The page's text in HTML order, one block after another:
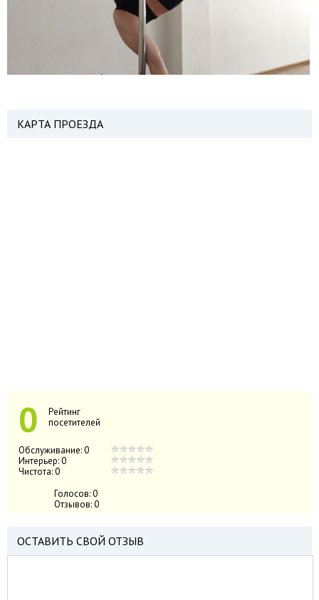
КАРТА ПРОЕЗДА
0
Рейтинг
посетителей
Обслуживание:0
Интерьер:0
Чистота:0
Голосов:0
Отзывов:0
ОСТАВИТЬ СВОЙ ОТЗЫВ